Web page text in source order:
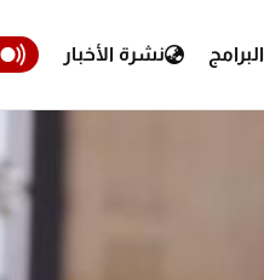
البرامج نشرة الأخبار